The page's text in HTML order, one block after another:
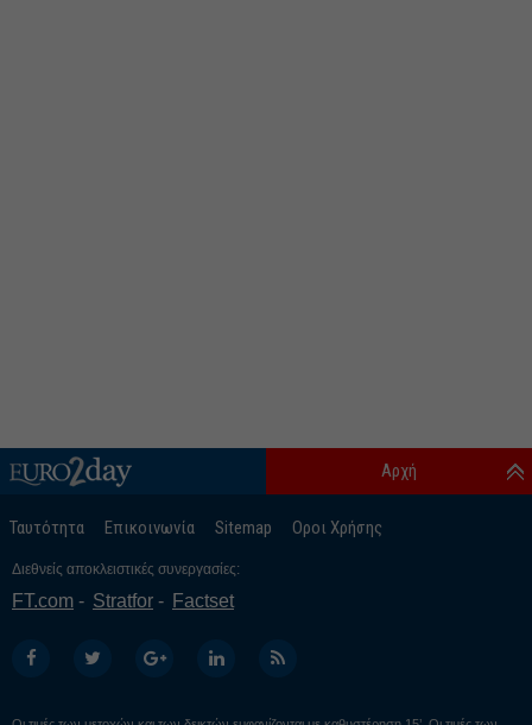
Ταυτότητα Επικοινωνία Sitemap Οροι Χρήσης
Αρχή
Διεθνείς αποκλειστικές συνεργασίες:
FT.com Stratfor Factset